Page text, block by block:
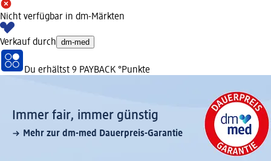
Nicht verfügbar in dm-Märkten
Verkauf durch dm-med
Du erhältst 9 PAYBACK °Punkte
Immer fair,­ immer günstig
Mehr zur dm-med Dauerpreis-Garantie